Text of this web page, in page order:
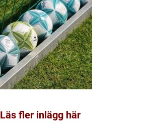
Läs fler inlägg här